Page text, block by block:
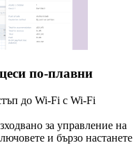
по-плавни
до Wi-Fi с Wi-Fi
за управление на
и бързо настанете